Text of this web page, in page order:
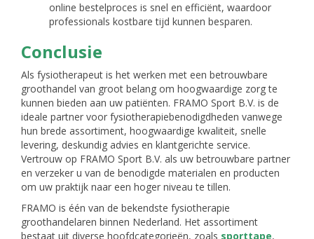
online bestelproces is snel en efficiënt, waardoor
professionals kostbare tijd kunnen besparen.
Conclusie
Als fysiotherapeut is het werken met een betrouwbare
groothandel van groot belang om hoogwaardige zorg te
kunnen bieden aan uw patiënten. FRAMO Sport B.V. is de
ideale partner voor fysiotherapiebenodigdheden vanwege
hun brede assortiment, hoogwaardige kwaliteit, snelle
levering, deskundig advies en klantgerichte service.
Vertrouw op FRAMO Sport B.V. als uw betrouwbare partner
en verzeker u van de benodigde materialen en producten
om uw praktijk naar een hoger niveau te tillen.
FRAMO is één van de bekendste fysiotherapie
groothandelaren binnen Nederland. Het assortiment
bestaat uit diverse hoofdcategorieën, zoals sporttape,